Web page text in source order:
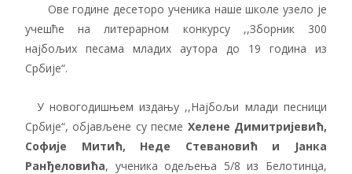
Ове године десеторо ученика наше школе узело је
учешће на литерарном конкурсу ,,Зборник 300
најбољих песама младих аутора до 19 година из
Србије“.
У новогодишњем издању ,,Најбољи млади песници
Србије“, објављене су песме Хелене Димитријевић,
Софије Митић, Неде Стевановић и Јанка
Ранђеловића, ученика одељења 5/8 из Белотинца,